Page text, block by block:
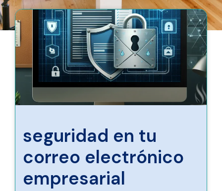
seguridad en tu
correo electrónico
empresarial